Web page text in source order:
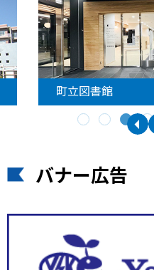
町立図書館
バナー広告